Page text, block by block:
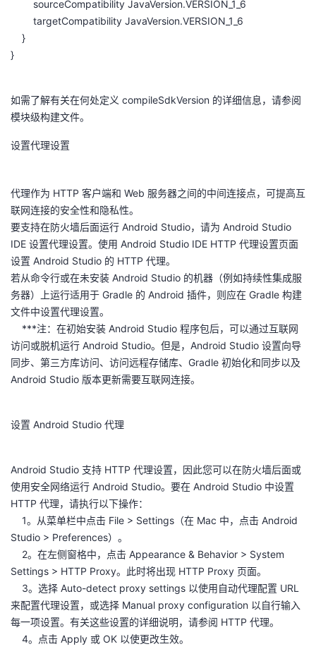
sourceCompatibility JavaVersion.VERSION_1_6
targetCompatibility JavaVersion.VERSION_1_6
}
}
如需了解有关在何处定义 compileSdkVersion 的详细信息，请参阅
模块级构建文件。
设置代理设置
代理作为 HTTP 客户端和 Web 服务器之间的中间连接点，可提高互
联网连接的安全性和隐私性。
要支持在防火墙后面运行 Android Studio，请为 Android Studio
IDE 设置代理设置。使用 Android Studio IDE HTTP 代理设置页面
设置 Android Studio 的 HTTP 代理。
若从命令行或在未安装 Android Studio 的机器（例如持续性集成服
务器）上运行适用于 Gradle 的 Android 插件，则应在 Gradle 构建
文件中设置代理设置。
***注：在初始安装 Android Studio 程序包后，可以通过互联网
访问或脱机运行 Android Studio。但是，Android Studio 设置向导
同步、第三方库访问、访问远程存储库、Gradle 初始化和同步以及
Android Studio 版本更新需要互联网连接。
设置 Android Studio 代理
Android Studio 支持 HTTP 代理设置，因此您可以在防火墙后面或
使用安全网络运行 Android Studio。要在 Android Studio 中设置
HTTP 代理，请执行以下操作：
1。从菜单栏中点击 File > Settings（在 Mac 中，点击 Android
Studio > Preferences）。
2。在左侧窗格中，点击 Appearance & Behavior > System
Settings > HTTP Proxy。此时将出现 HTTP Proxy 页面。
3。选择 Auto-detect proxy settings 以使用自动代理配置 URL
来配置代理设置，或选择 Manual proxy configuration 以自行输入
每一项设置。有关这些设置的详细说明，请参阅 HTTP 代理。
4。点击 Apply 或 OK 以使更改生效。